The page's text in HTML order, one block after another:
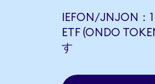
IEFON/JNJON：1
ETF (ONDO
す